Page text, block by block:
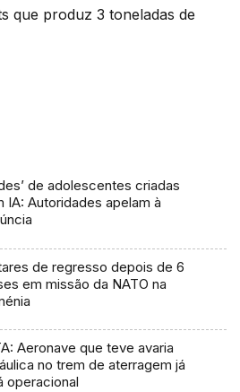
que produz 3 toneladas de
de adolescentes criadas
IA: Autoridades apelam à
de regresso depois de 6
em missão da NATO na
Aeronave que teve avaria
no trem de aterragem já
operacional